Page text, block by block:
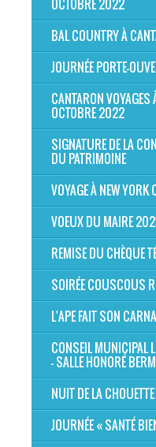
OCTOBRE 2022
BAL COUNTRY À
JOURNÉE PORTE-
CANTARON
OCTOBRE 2022
SIGNATURE DE LA
DU PATRIMOINE
VOYAGE À NEW YORK
VOEUX DU MAIRE
REMISE DU CHÈQUE
SOIRÉE COUSCOUS
L'APE FAIT SON
CONSEIL MUNICIPAL
- SALLE HONORÉ
NUIT DE LA CHOUETTE
JOURNÉE « SANTÉ